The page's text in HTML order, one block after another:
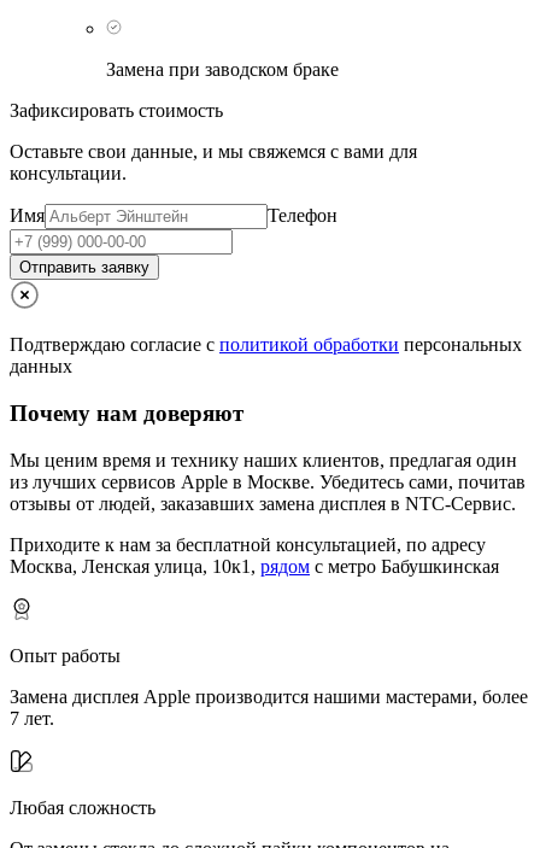
Замена при заводском браке
Зафиксировать стоимость
Оставьте свои данные, и мы свяжемся с вами для
консультации.
Имя Телефон
Отправить заявку
Подтверждаю согласие с политикой обработки персональных
данных
Почему нам доверяют
Мы ценим время и технику наших клиентов, предлагая один
из лучших сервисов Apple в Москве. Убедитесь сами, почитав
отзывы от людей, заказавших замена дисплея в NTC-Сервис.
Приходите к нам за бесплатной консультацией, по адресу
Москва, Ленская улица, 10к1, рядом с метро Бабушкинская
Опыт работы
Замена дисплея Apple производится нашими мастерами, более
7 лет.
Любая сложность